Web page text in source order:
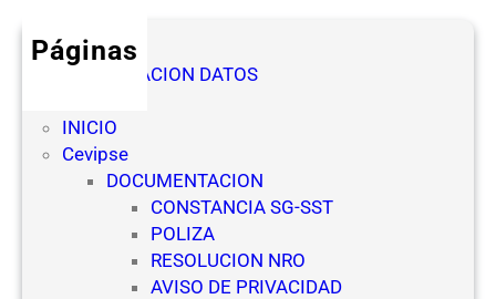
Páginas
AUTORIZACION DATOS
INICIO
Cevipse
DOCUMENTACION
CONSTANCIA SG-SST
POLIZA
RESOLUCION NRO
AVISO DE PRIVACIDAD